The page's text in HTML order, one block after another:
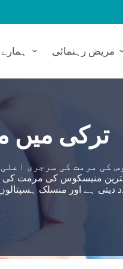
مریض رہنمائی
ترکی
کی مرمت کی سرجری
ہے اور منسلک ہسپتالوں کے ذریعے صحت